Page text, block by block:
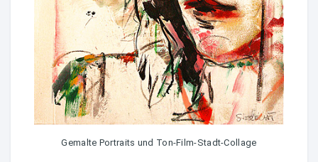
Gemalte Portraits und Ton-Film-Stadt-Collage